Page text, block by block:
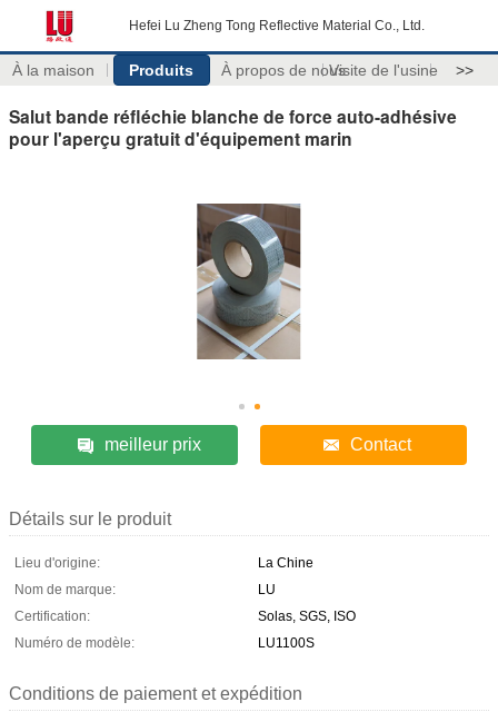
Hefei Lu Zheng Tong Reflective Material Co., Ltd.
À la maison Produits À propos de nousVisite de l'usine >>
Salut bande réfléchie blanche de force auto-adhésive
pour l'aperçu gratuit d'équipement marin
meilleur prix Contact
Détails sur le produit
Lieu d'origine:
La Chine
Nom de marque:
LU
Certification:
Solas, SGS, ISO
Numéro de modèle:
LU1100S
Conditions de paiement et expédition